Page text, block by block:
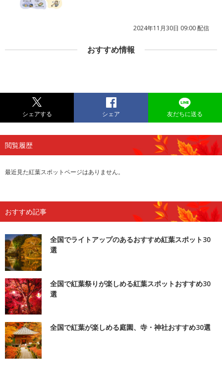
2024年11月30日 09:00 配信
おすすめ情報
シェアする シェア 友だちに送る
閲覧履歴
最近見た紅葉スポットページはありません。
おすすめ記事
全国でライトアップのあるおすすめ紅葉スポット30
選
全国で紅葉祭りが楽しめる紅葉スポットおすすめ30
選
全国で紅葉が楽しめる庭園、寺・神社おすすめ30選